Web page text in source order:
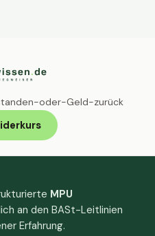
oder-Geld-zurück
MPU
an den BASt-Leitlinien
Erfahrung.